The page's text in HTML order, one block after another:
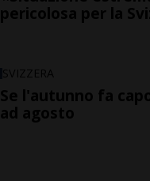
pericolosa per la
SVIZZERA
Se l'autunno fa
ad agosto